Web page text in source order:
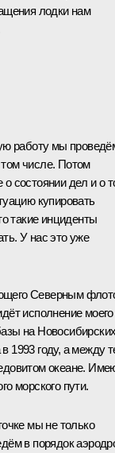
лодки нам
работу мы
числе. Потом
состоянии дел и о
купировать
такие инциденты
У нас это уже
Северным
исполнение моего
на
1993 году, а между
океане.
морского пути.
мы не только
в порядок